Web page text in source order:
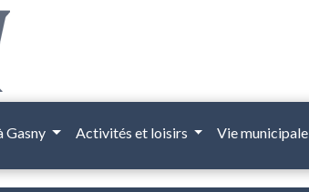
Gasny Activités et loisirs Vie municipale